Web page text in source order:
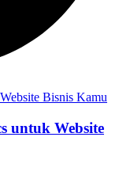
untuk Website